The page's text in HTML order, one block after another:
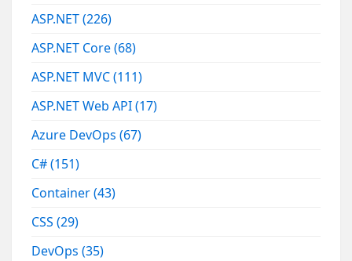
ASP.NET(226)
ASP.NET Core(68)
ASP.NET MVC(111)
ASP.NET Web API(17)
Azure DevOps(67)
C#(151)
Container(43)
CSS(29)
DevOps(35)